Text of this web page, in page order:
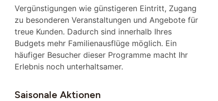
Vergünstigungen wie günstigeren Eintritt, Zugang
zu besonderen Veranstaltungen und Angebote für
treue Kunden. Dadurch sind innerhalb Ihres
Budgets mehr Familienausflüge möglich. Ein
häufiger Besucher dieser Programme macht Ihr
Erlebnis noch unterhaltsamer.
Saisonale Aktionen